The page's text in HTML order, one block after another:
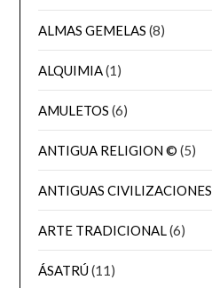
ALMAS GEMELAS (8)
ALQUIMIA(1)
AMULETOS (6)
ANTIGUA RELIGION © (5)
ANTIGUAS CIVILIZACIONES
ARTE TRADICIONAL(6)
ÁSATRÚ(11)